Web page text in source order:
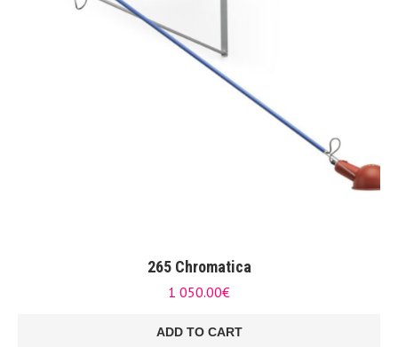
265 Chromatica
1 050.00€
ADD TO CART